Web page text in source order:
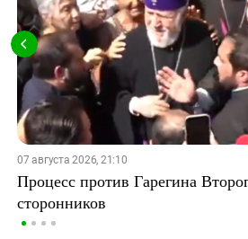
07 августа 2026, 21:10
Процесс против Гарегина
сторонников